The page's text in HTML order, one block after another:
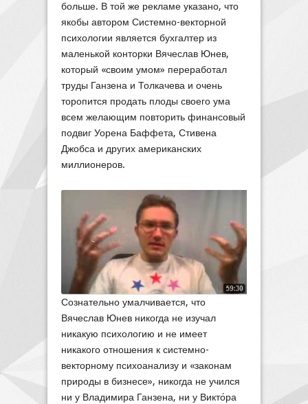
больше. В той же рекламе указано, что
якобы автором Системно-векторной
психологии является бухгалтер из
маленькой конторки Вячеслав Юнев,
который «своим умом» переработал
труды Ганзена и Толкачева и очень
торопится продать плоды своего ума
всем желающим повторить финансовый
подвиг Уорена Баффета, Стивена
Джобса и других американских
миллионеров.
Сознательно умалчивается, что
Вячеслав Юнев никогда не изучал
никакую психологию и не имеет
никакого отношения к системно-
векторному психоанализу и «законам
природы в бизнесе», никогда не учился
ни у Владимира Ганзена, ни у Викто́ра